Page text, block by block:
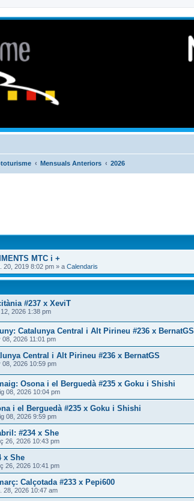
Mensuals Anteriors 2026
MTC i +
20, 2019 8:02 pm » a Calendaris
#237 x XeviT
2026 1:38 pm
Catalunya Central i Alt Pirineu #236 x BernatGS
08, 2026 11:01 pm
Central i Alt Pirineu #236 x BernatGS
08, 2026 10:59 pm
Osona i el Berguedà #235 x Goku i Shishi
08, 2026 10:04 pm
i el Berguedà #235 x Goku i Shishi
08, 2026 9:59 pm
#234 x She
26, 2026 10:43 pm
x She
26, 2026 10:41 pm
Calçotada #233 x Pepi600
28, 2026 10:47 am